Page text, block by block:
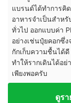
แบรนด์ได้ทำการคิ
อาหารจำเป็นสำห
ทั่วไป ออกแบบค่า
อย่างเช่นปุ๋ยคอกซึ่
กักเก็บความชื้นได้
ทำให้รากเดินได้อ
เพียงพอครับ
ดูร